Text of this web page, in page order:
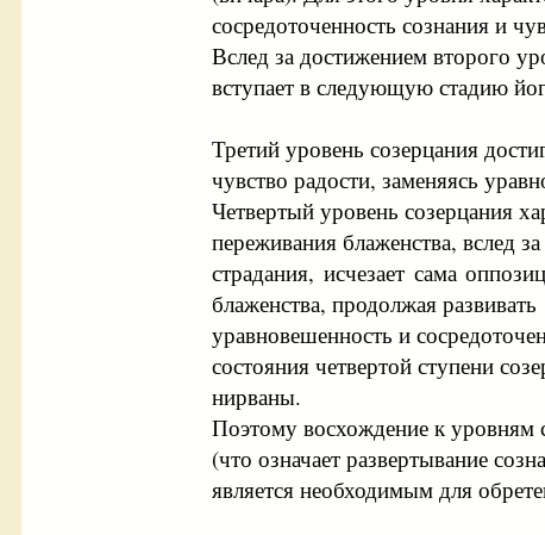
сосредоточенность сознания и
Вслед за достижением второго
вступает в следующую стадию
Третий уровень созерцания
чувство радости, заменяясь
Четвертый уровень созерцания
переживания блаженства, вслед
страдания, исчезает сама
блаженства, продолжая развивать
уравновешенность и
состояния четвертой ступени
нирваны.
Поэтому восхождение к уровням
(что означает развертывание
является необходимым для